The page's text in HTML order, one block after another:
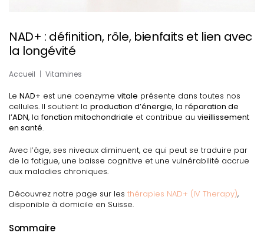
NAD+ : définition, rôle, bienfaits et lien avec
la longévité
Accueil Vitamines
Le NAD+ est une coenzyme vitale présente dans toutes nos
cellules. Il soutient la production d’énergie, la réparation de
l’ADN, lafonction mitochondriale et contribue au vieillissement
en santé.
Avec l’âge, ses niveaux diminuent, ce qui peut se traduire par
de la fatigue, une baisse cognitive et une vulnérabilité accrue
aux maladies chroniques.
Découvrez notre page sur les thérapies NAD+ (IV Therapy),
disponible à domicile en Suisse.
Sommaire